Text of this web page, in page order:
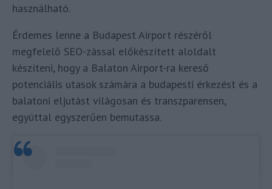
használható.
Érdemes lenne a Budapest Airport részéről
megfelelő SEO-zással előkészített aloldalt
készíteni, hogy a Balaton Airport-ra kereső
potenciális utasok számára a budapesti érkezést és a
balatoni eljutást világosan és transzparensen,
egyúttal egyszerűen bemutassa.